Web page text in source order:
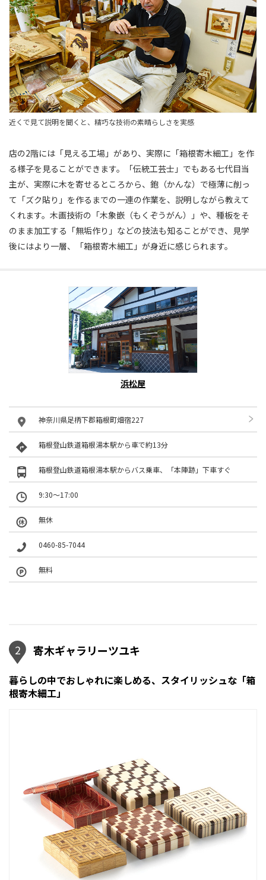
近くで見て説明を聞くと、精巧な技術の素晴らしさを実感
店の2階には「見える工場」があり、実際に「箱根寄木細工」を作
る様子を見ることができます。「伝統工芸士」でもある七代目当
主が、実際に木を寄せるところから、鉋（かんな）で極薄に削っ
て「ズク貼り」を作るまでの一連の作業を、説明しながら教えて
くれます。木画技術の「木象嵌（もくぞうがん）」や、種板をそ
のまま加工する「無垢作り」などの技法も知ることができ、見学
後にはより一層、「箱根寄木細工」が身近に感じられます。
浜松屋
神奈川県足柄下郡箱根町畑宿227
箱根登山鉄道箱根湯本駅から車で約13分
箱根登山鉄道箱根湯本駅からバス乗車、「本陣跡」下車すぐ
9:30～17:00
無休
0460-85-7044
無料
2 寄木ギャラリーツユキ
暮らしの中でおしゃれに楽しめる、スタイリッシュな「箱
根寄木細工」